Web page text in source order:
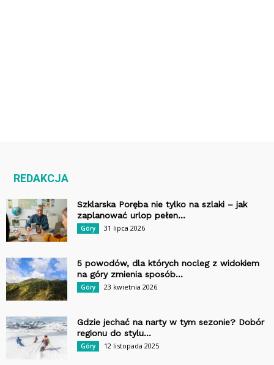
REDAKCJA
Szklarska Poręba nie tylko na szlaki – jak
zaplanować urlop pełen...
Góry 31 lipca 2026
5 powodów, dla których nocleg z widokiem
na góry zmienia sposób...
Góry 23 kwietnia 2026
Gdzie jechać na narty w tym sezonie? Dobór
regionu do stylu...
Góry 12 listopada 2025